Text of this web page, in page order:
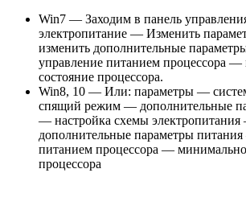
Win7 — Заходим в панель
электропитание — Изменить
изменить дополнительные
управление питанием процессора
состояние процессора.
Win8, 10 — Или: параметры —
спящий режим — дополнительные
— настройка схемы
дополнительные параметры
питанием процессора —
процессора